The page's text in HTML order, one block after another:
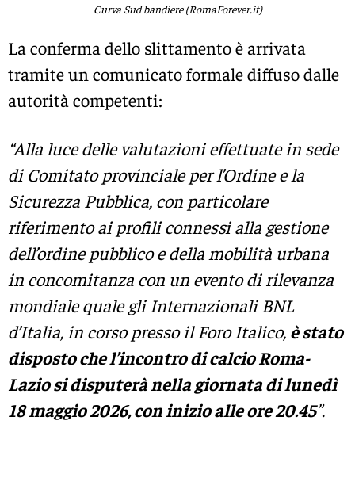
Curva Sud bandiere (RomaForever.it)
La conferma dello slittamento è arrivata
tramite un comunicato formale diffuso dalle
autorità competenti:
“Alla luce delle valutazioni effettuate in sede
di Comitato provinciale per l’Ordine e la
Sicurezza Pubblica, con particolare
riferimento ai profili connessi alla gestione
dell’ordine pubblico e della mobilità urbana
in concomitanza con un evento di rilevanza
mondiale quale gli Internazionali BNL
d’Italia, in corso presso il Foro Italico, è stato
disposto che l’incontro di calcio Roma-
Lazio si disputerà nella giornata di lunedì
18 maggio 2026, con inizio alle ore 20.45”.